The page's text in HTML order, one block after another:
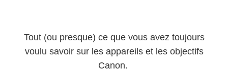
Tout (ou presque) ce que vous avez toujours
voulu savoir sur les appareils et les objectifs
Canon.